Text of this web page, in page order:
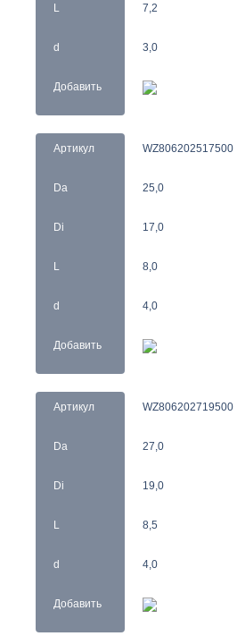
L
d
Добавить
7,2
3,0
Артикул
Da
Di
L
d
Добавить
WZ806202517500
25,0
17,0
8,0
4,0
Артикул
Da
Di
L
d
Добавить
WZ806202719500
27,0
19,0
8,5
4,0